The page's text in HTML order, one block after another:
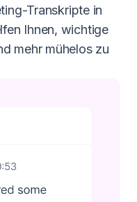
Transkripte in
Ihnen, wichtige
mehr mühelos zu